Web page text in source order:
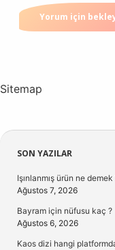
Sitemap
Sidebar
SON YAZILAR
Işınlanmış ürün ne demek
Ağustos 7, 2026
Bayram için nüfusu kaç ?
Ağustos 6, 2026
Kaos dizi hangi